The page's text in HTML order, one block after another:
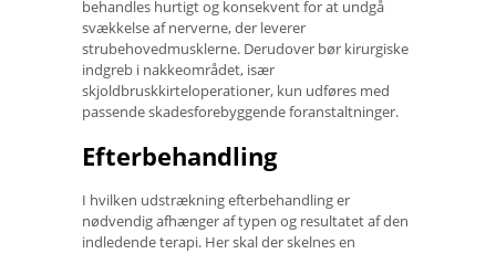
behandles hurtigt og konsekvent for at undgå
svækkelse af nerverne, der leverer
strubehovedmusklerne. Derudover bør kirurgiske
indgreb i nakkeområdet, især
skjoldbruskkirteloperationer, kun udføres med
passende skadesforebyggende foranstaltninger.
Efterbehandling
I hvilken udstrækning efterbehandling er
nødvendig afhænger af typen og resultatet af den
indledende terapi. Her skal der skelnes en